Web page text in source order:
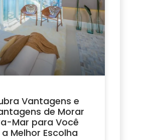
Vantagens e
de Morar
Mar para Você
a Melhor Escolha